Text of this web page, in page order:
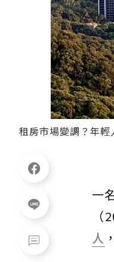
租房市場變調？年
一
人 ，